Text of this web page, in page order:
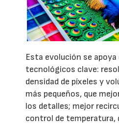
Esta evolución se apoya
tecnológicos clave:
densidad de píxeles y
más pequeños, que
los detalles; mejor
control de temperatura,